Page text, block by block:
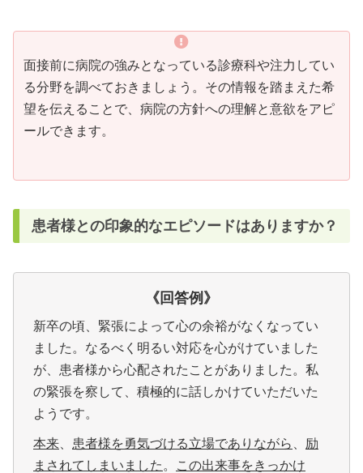
面接前に病院の強みとなっている診療科や注力してい
る分野を調べておきましょう。その情報を踏まえた希
望を伝えることで、病院の方針への理解と意欲をアピ
ールできます。
患者様との印象的なエピソードはありますか？
《回答例 》
新卒の頃、緊張によって心の余裕がなくなってい
ました。なるべく明るい対応を心がけていました
が、患者様から心配されたことがありました。私
の緊張を察して、積極的に話しかけていただいた
ようです。
本来 患者様を勇気づける立場でありながら
励
まされてしまいました 。
この出来事をきっかけ